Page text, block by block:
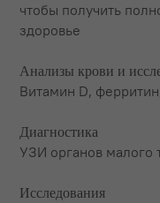
чтобы получить
здоровье
Анализы крови и
Витамин D,
Диагностика
УЗИ органов малого
Исследования